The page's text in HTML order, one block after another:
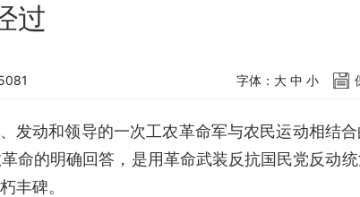
过
字体： 大 中 小
发动和领导的一次工农革命军与农民运动相结合
命的明确回答，是用革命武装反抗国民党反动
丰碑。